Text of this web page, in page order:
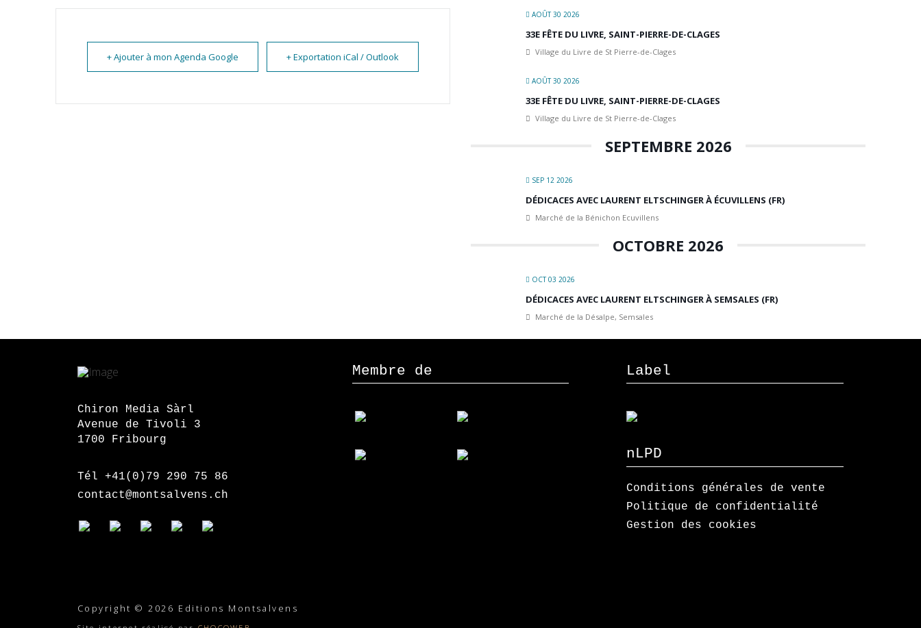
+ Ajouter à mon Agenda Google + Exportation iCal / Outlook
AOÛT 30 2026
33E FÊTE DU LIVRE, SAINT-PIERRE-DE-CLAGES
Village du Livre de St Pierre-de-Clages
AOÛT 30 2026
33E FÊTE DU LIVRE, SAINT-PIERRE-DE-CLAGES
Village du Livre de St Pierre-de-Clages
SEPTEMBRE 2026
SEP 12 2026
DÉDICACES AVEC LAURENT ELTSCHINGER À ÉCUVILLENS (FR)
Marché de la Bénichon Ecuvillens
OCTOBRE 2026
OCT 03 2026
DÉDICACES AVEC LAURENT ELTSCHINGER À SEMSALES (FR)
Marché de la Désalpe, Semsales
Chiron Media Sàrl
Avenue de Tivoli 3
1700 Fribourg
Tél +41(0)79 290 75 86
contact@montsalvens.ch
Membre de Label
nLPD
Conditions générales de vente
Politique de confidentialité
Gestion des cookies
Copyright © 2026 Editions Montsalvens